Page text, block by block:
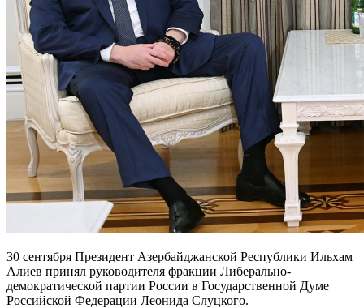
30 сентября Президент Азербайджанской Республики Ильхам
Алиев принял руководителя фракции Либерально-
демократической партии России в Государственной Думе
Российской Федерации Леонида Слуцкого.